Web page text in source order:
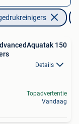
150
Details
Topadvertentie
Vandaag